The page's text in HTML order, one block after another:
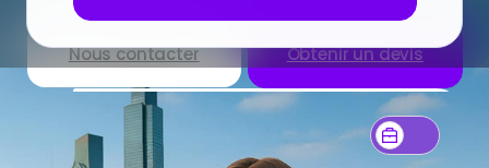
Nous contacter Obtenir un devis